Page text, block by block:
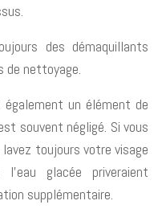
des démaquillants
de nettoyage.
également un élément de
souvent négligé. Si vous
toujours votre visage
glacée priveraient
supplémentaire.